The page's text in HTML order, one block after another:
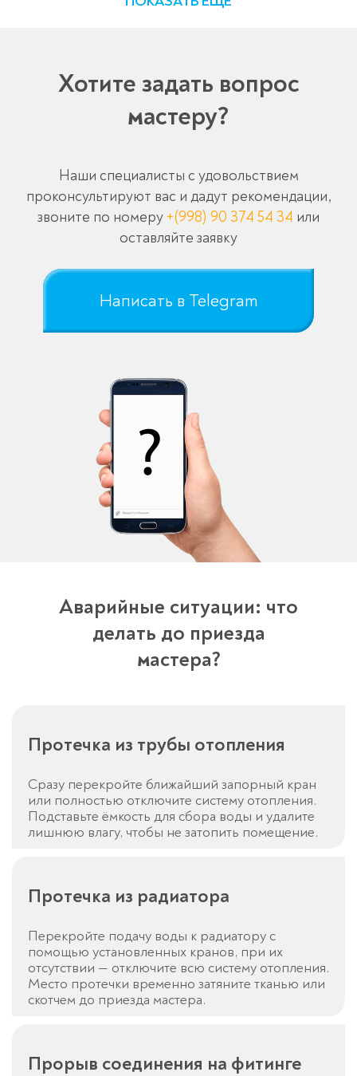
Хотите задать вопрос
мастеру?
Наши специалисты с удовольствием
проконсультируют вас и дадут рекомендации,
звоните по номеру +(998) 90 374 54 34 или
оставляйте заявку
Написать в Telegram
Аварийные ситуации: что
делать до приезда
мастера?
Протечка из трубы отопления
Сразу перекройте ближайший запорный кран
или полностью отключите систему отопления.
Подставьте ёмкость для сбора воды и удалите
лишнюю влагу, чтобы не затопить помещение.
Протечка из радиатора
Перекройте подачу воды к радиатору с
помощью установленных кранов, при их
отсутствии — отключите всю систему отопления.
Место протечки временно затяните тканью или
скотчем до приезда мастера.
Прорыв соединения на фитинге